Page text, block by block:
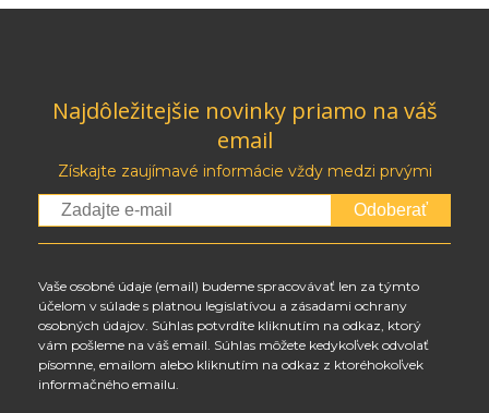
Najdôležitejšie novinky priamo na váš
email
Získajte zaujímavé informácie vždy medzi prvými
Odoberať
Vaše osobné údaje (email) budeme spracovávať len za týmto
účelom v súlade s platnou legislatívou a zásadami ochrany
osobných údajov. Súhlas potvrdíte kliknutím na odkaz, ktorý
vám pošleme na váš email. Súhlas môžete kedykoľvek odvolať
písomne, emailom alebo kliknutím na odkaz z ktoréhokoľvek
informačného emailu.